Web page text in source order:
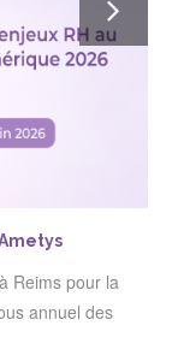
Reims pour la
annuel des